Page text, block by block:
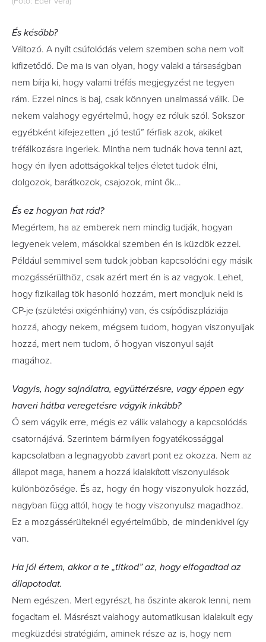
És később?
Változó. A nyílt csúfolódás velem szemben soha nem volt
kifizetődő. De ma is van olyan, hogy valaki a társaságban
nem bírja ki, hogy valami tréfás megjegyzést ne tegyen
rám. Ezzel nincs is baj, csak könnyen unalmassá válik. De
nekem valahogy egyértelmű, hogy ez róluk szól. Sokszor
egyébként kifejezetten „jó testű” férfiak azok, akiket
tréfálkozásra ingerlek. Mintha nem tudnák hova tenni azt,
hogy én ilyen adottságokkal teljes életet tudok élni,
dolgozok, barátkozok, csajozok, mint ők…
És ez hogyan hat rád?
Megértem, ha az emberek nem mindig tudják, hogyan
legyenek velem, másokkal szemben én is küzdök ezzel.
Például semmivel sem tudok jobban kapcsolódni egy másik
mozgássérülthöz, csak azért mert én is az vagyok. Lehet,
hogy fizikailag tök hasonló hozzám, mert mondjuk neki is
CP-je (születési oxigénhiány) van, és csípődiszpláziája
hozzá, ahogy nekem, mégsem tudom, hogyan viszonyuljak
hozzá, mert nem tudom, ő hogyan viszonyul saját
magához.
Vagyis, hogy sajnálatra, együttérzésre, vagy éppen egy
haveri hátba veregetésre vágyik inkább?
Ő sem vágyik erre, mégis ez válik valahogy a kapcsolódás
csatornájává. Szerintem bármilyen fogyatékossággal
kapcsolatban a legnagyobb zavart pont ez okozza. Nem az
állapot maga, hanem a hozzá kialakított viszonyulások
különbözősége. És az, hogy én hogy viszonyulok hozzád,
nagyban függ attól, hogy te hogy viszonyulsz magadhoz.
Ez a mozgássérülteknél egyértelműbb, de mindenkivel így
van.
Ha jól értem, akkor a te „titkod” az, hogy elfogadtad az
állapotodat.
Nem egészen. Mert egyrészt, ha őszinte akarok lenni, nem
fogadtam el. Másrészt valahogy automatikusan kialakult egy
megküzdési stratégiám, aminek része az is, hogy nem